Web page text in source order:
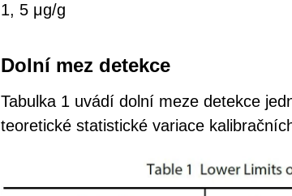
1, 5 μg/g
Dolní mez detekce
Tabulka 1 uvádí dolní meze detekce
teoretické statistické variace